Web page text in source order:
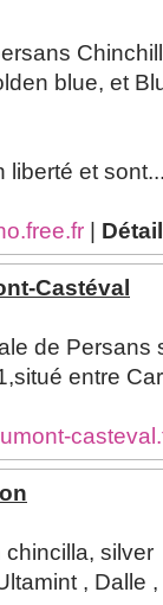
blue, et
liberté et
|
Castéval
de
entre
silver
, Dalle